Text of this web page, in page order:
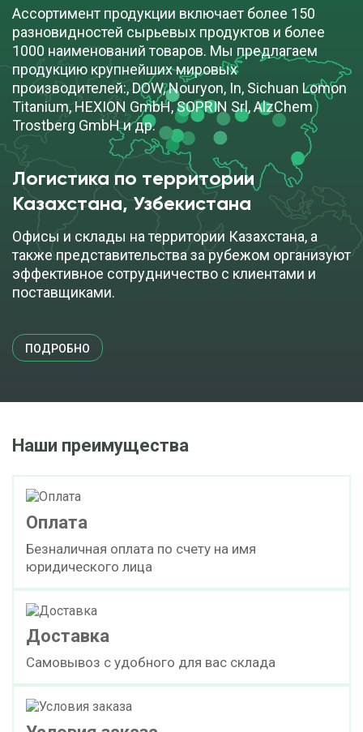
Ассортимент продукции включает более 150
разновидностей сырьевых продуктов и более
1000 наименований товаров. Мы предлагаем
продукцию крупнейших мировых
производителей:, DOW, Nouryon, In, Sichuan Lomon
Titanium, HEXION GmbH, SOPRIN Srl, AlzChem
Trostberg GmbH и др.
Логистика по территории
Казахстана, Узбекистана
Офисы и склады на территории Казахстана, а
также представительства за рубежом организуют
эффективное сотрудничество с клиентами и
поставщиками.
ПОДРОБНО
Наши преимущества
Оплата
Безналичная оплата по счету на имя
юридического лица
Доставка
Самовывоз с удобного для вас склада